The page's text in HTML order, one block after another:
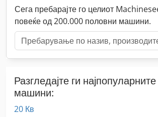
Сега пребарајте го целиот
повеќе од 200.000 половни машини.
Разгледајте ги
машини:
20 Кв